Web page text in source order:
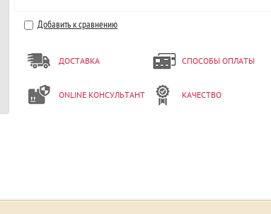
Добавить к сравнению
ДОСТАВКА СПОСОБЫ ОПЛАТЫ
ONLINE КОНСУЛЬТАНТ КАЧЕСТВО